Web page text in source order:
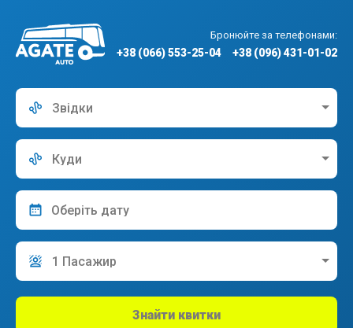
Бронюйте за телефонами:
+38 (066) 553-25-04 +38 (096) 431-01-02
Звідки
Куди
1 Пасажир
Знайти квитки